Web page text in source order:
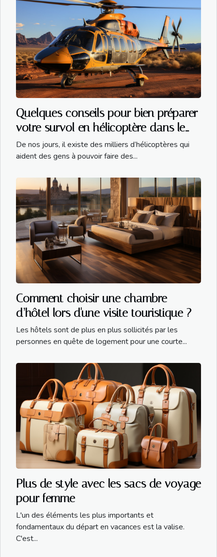
Quelques conseils pour bien préparer
votre survol en hélicoptère dans le
Grand Canyon
De nos jours, il existe des milliers d’hélicoptères qui
aident des gens à pouvoir faire des...
Comment choisir une chambre
d’hôtel lors d'une visite touristique ?
Les hôtels sont de plus en plus sollicités par les
personnes en quête de logement pour une courte...
Plus de style avec les sacs de voyage
pour femme
L'un des éléments les plus importants et
fondamentaux du départ en vacances est la valise.
C'est...